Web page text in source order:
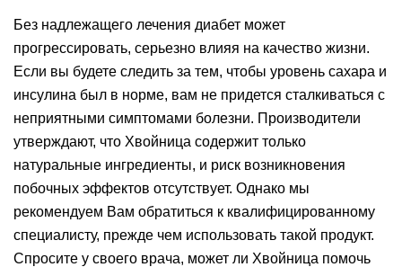
Без надлежащего лечения диабет может
прогрессировать, серьезно влияя на качество жизни.
Если вы будете следить за тем, чтобы уровень сахара и
инсулина был в норме, вам не придется сталкиваться с
неприятными симптомами болезни. Производители
утверждают, что Хвойница содержит только
натуральные ингредиенты, и риск возникновения
побочных эффектов отсутствует. Однако мы
рекомендуем Вам обратиться к квалифицированному
специалисту, прежде чем использовать такой продукт.
Спросите у своего врача, может ли Хвойница помочь